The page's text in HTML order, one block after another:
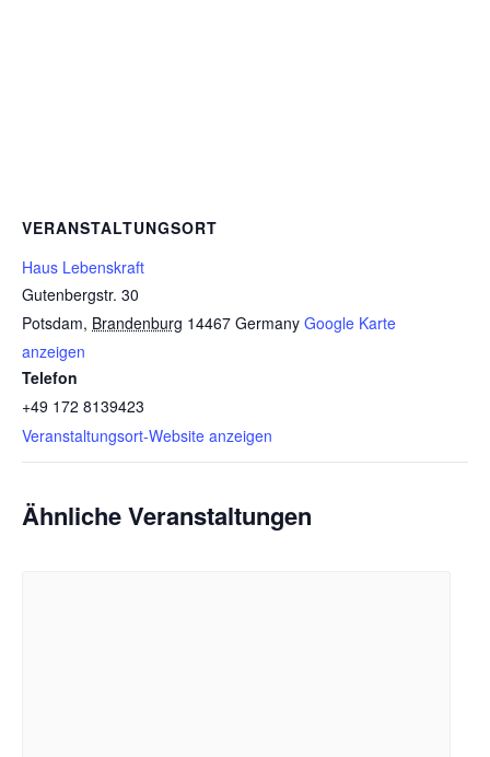
VERANSTALTUNGSORT
Haus Lebenskraft
Gutenbergstr. 30
Potsdam, Brandenburg 14467 Germany Google Karte
anzeigen
Telefon
+49 172 8139423
Veranstaltungsort-Website anzeigen
Ähnliche Veranstaltungen